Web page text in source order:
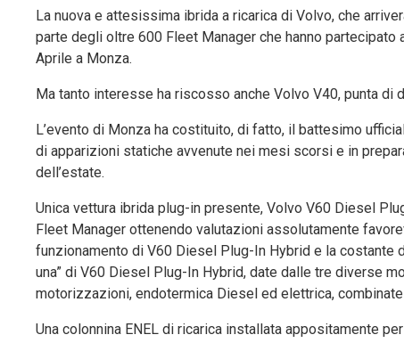
La nuova e attesissima ibrida a ricarica di Volvo, che
parte degli oltre 600 Fleet Manager che hanno
Aprile a Monza.
Ma tanto interesse ha riscosso anche Volvo V40, punta
L’evento di Monza ha costituito, di fatto, il battesimo
di apparizioni statiche avvenute nei mesi scorsi e in
dell’estate.
Unica vettura ibrida plug-in presente, Volvo V60 Diesel
Fleet Manager ottenendo valutazioni assolutamente
funzionamento di V60 Diesel Plug-In Hybrid e la
una” di V60 Diesel Plug-In Hybrid, date dalle tre diverse
motorizzazioni, endotermica Diesel ed elettrica,
Una colonnina ENEL di ricarica installata appositamente